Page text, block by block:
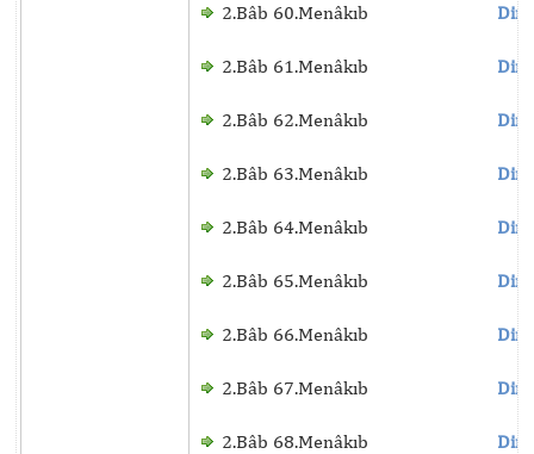
2.Bâb 60.Menâkıb
2.Bâb 61.Menâkıb
2.Bâb 62.Menâkıb
2.Bâb 63.Menâkıb
2.Bâb 64.Menâkıb
2.Bâb 65.Menâkıb
2.Bâb 66.Menâkıb
2.Bâb 67.Menâkıb
2.Bâb 68.Menâkıb